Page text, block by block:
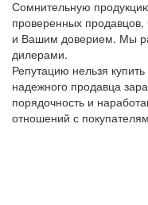
Сомнительную
проверенных продавцов,
и Вашим доверием. Мы
дилерами.
Репутацию нельзя
надежного продавца
порядочность и
отношений с